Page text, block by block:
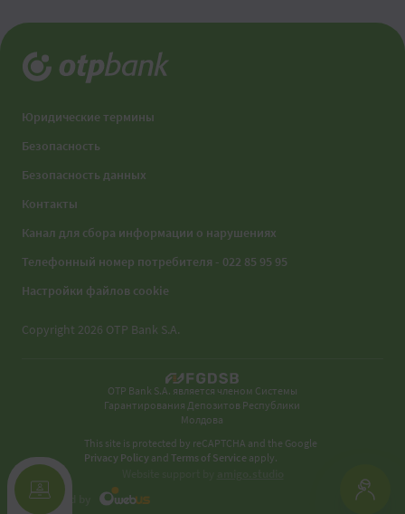
Юридические термины
Безопасность
Безопасность данных
Контакты
Канал для сбора информации о нарушениях
Телефонный номер потребителя - 022 85 95 95
Настройки файлов cookie
Copyright 2026 OTP Bank S.A.
OTP Bank S.A. является членом Системы
Гарантирования Депозитов Республики
Молдова
This site is protected by reCAPTCHA and the Google
Privacy Policy andTerms of Service apply.
Developed by